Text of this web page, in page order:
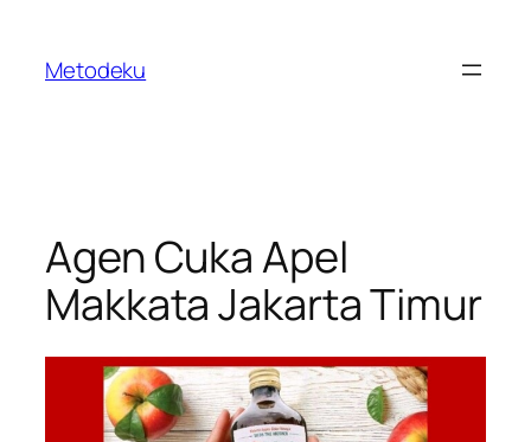
content
Metodeku
Agen Cuka Apel
Makkata Jakarta Timur